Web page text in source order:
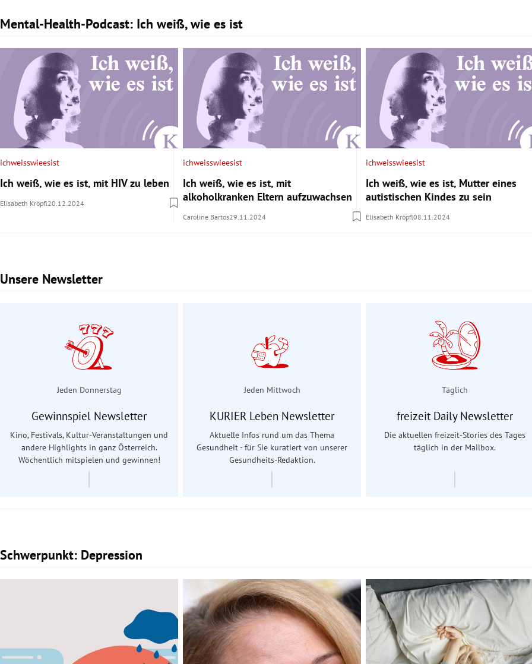
Mental-Health-Podcast: Ich weiß, wie es ist
Slide 1 von 3
ichweisswieesist
Ich weiß, wie es ist, mit HIV zu leben
Elisabeth Kröpfl20.12.2024
ichweisswieesist
Ich weiß, wie es ist, mit
alkoholkranken Eltern aufzuwachsen
Caroline Bartos29.11.2024
ichweisswieesist
Ich weiß, wie es ist, Mutter eines
autistischen Kindes zu sein
Elisabeth Kröpfl08.11.2024
Unsere Newsletter
Slide 1 von 2
Jeden Donnerstag
Gewinnspiel Newsletter
Kino, Festivals, Kultur-Veranstaltungen und
andere Highlights in ganz Österreich.
Wöchentlich mitspielen und gewinnen!
Jeden Mittwoch
KURIER Leben Newsletter
Aktuelle Infos rund um das Thema
Gesundheit - für Sie kuratiert von unserer
Gesundheits-Redaktion.
Täglich
freizeit Daily Newsletter
Die aktuellen freizeit-Stories des Tages
täglich in der Mailbox.
Schwerpunkt: Depression
Slide 1 von 2